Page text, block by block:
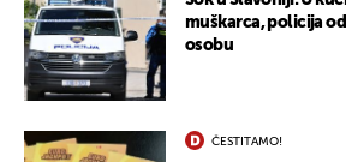
muškarca, policija
osobu
ČESTITAMO!